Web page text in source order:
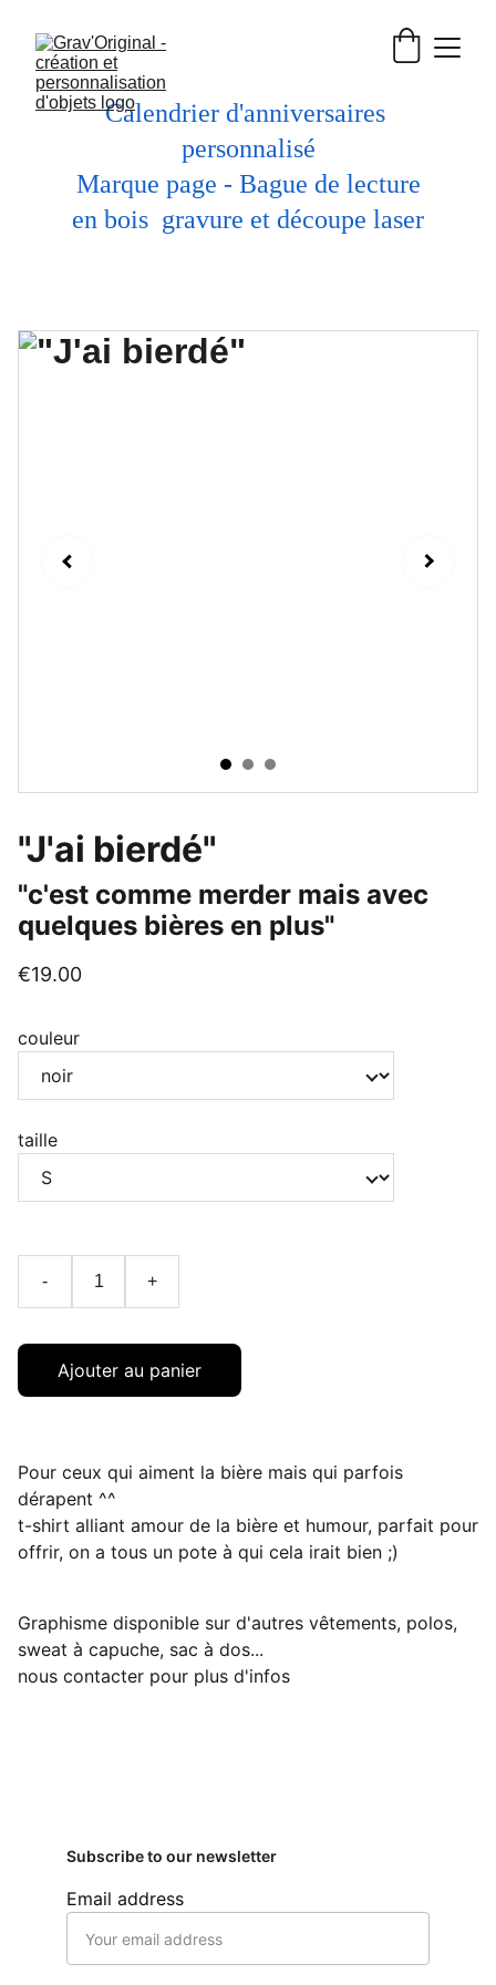
Calendrier d'anniversaires
personnalisé
en bois  gravure et découpe laser
"J'ai bierdé"
"c'est comme merder mais avec
quelques bières en plus"
€19.00
couleur
taille
- +
Ajouter au panier
Pour ceux qui aiment la bière mais qui parfois
dérapent ^^
t-shirt alliant amour de la bière et humour, parfait pour
offrir, on a tous un pote à qui cela irait bien ;)
Graphisme disponible sur d'autres vêtements, polos,
sweat à capuche, sac à dos...
nous contacter pour plus d'infos
Email address
Subscribe to our newsletter